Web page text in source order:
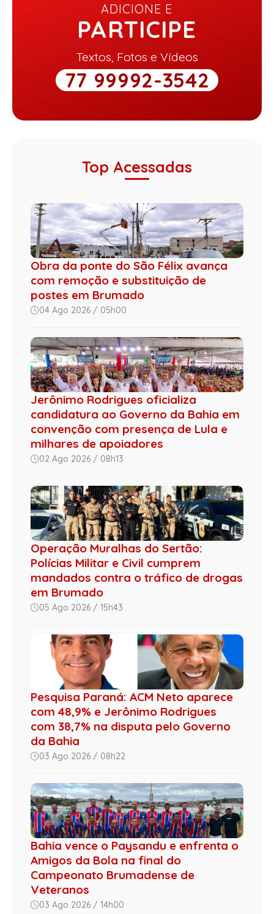
ADICIONE E
PARTICIPE
Textos, Fotos e Vídeos
77 99992-3542
Top Acessadas
Obra da ponte do São Félix avança
com remoção e substituição de
postes em Brumado
04 Ago 2026 / 05h00
Jerônimo Rodrigues oficializa
candidatura ao Governo da Bahia em
convenção com presença de Lula e
milhares de apoiadores
02 Ago 2026 / 08h13
Operação Muralhas do Sertão:
Polícias Militar e Civil cumprem
mandados contra o tráfico de drogas
em Brumado
05 Ago 2026 / 15h43
Pesquisa Paraná: ACM Neto aparece
com 48,9% e Jerônimo Rodrigues
com 38,7% na disputa pelo Governo
da Bahia
03 Ago 2026 / 08h22
Bahia vence o Paysandu e enfrenta o
Amigos da Bola na final do
Campeonato Brumadense de
Veteranos
03 Ago 2026 / 14h00